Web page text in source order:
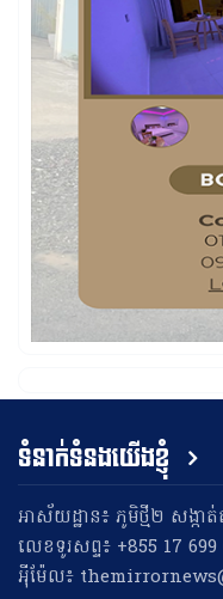
ទំនាក់ទំនងយើងខ្ញុំ
អាស័យដ្ឋាន៖ ភូមិថ្មី២ សង្កាត់
លេខទូរសព្ទ៖ +855 17 699
អុីម៉ែល៖